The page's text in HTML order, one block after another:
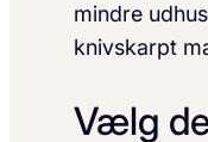
mindre
knivskarpt
Vælg